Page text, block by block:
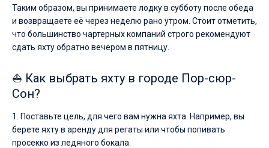
Таким образом, вы принимаете лодку в субботу после обеда
и возвращаете её через неделю рано утром. Стоит отметить,
что большинство чартерных компаний строго рекомендуют
сдать яхту обратно вечером в пятницу.
⛵ Как выбрать яхту в городе Пор-сюр-
Сон?
1. Поставьте цель, для чего вам нужна яхта. Например, вы
берете яхту в аренду для регаты или чтобы попивать
просекко из ледяного бокала.